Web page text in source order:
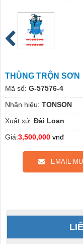
THÙNG TRỘN SƠN
Mã số: G-57576-4
Nhãn hiệu: TONSON
Xuất xứ: Đài Loan
Giá:3,500,000 vnđ
EMAIL